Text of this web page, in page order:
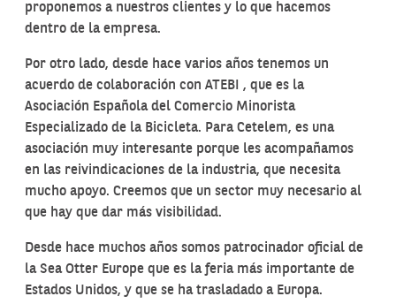
proponemos a nuestros clientes y lo que hacemos
dentro de la empresa.
Por otro lado, desde hace varios años tenemos un
acuerdo de colaboración con ATEBI , que es la
Asociación Española del Comercio Minorista
Especializado de la Bicicleta. Para Cetelem, es una
asociación muy interesante porque les acompañamos
en las reivindicaciones de la industria, que necesita
mucho apoyo. Creemos que un sector muy necesario al
que hay que dar más visibilidad.
Desde hace muchos años somos patrocinador oficial de
la Sea Otter Europe que es la feria más importante de
Estados Unidos, y que se ha trasladado a Europa.